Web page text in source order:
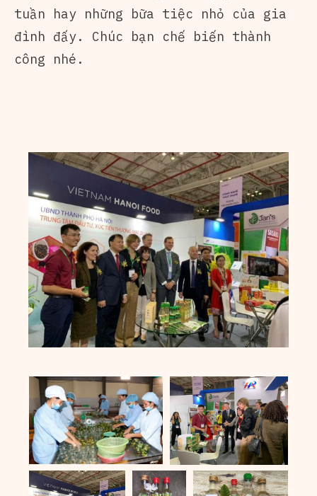
tuần hay những bữa tiệc nhỏ của gia
đình đấy. Chúc bạn chế biến thành
công nhé.